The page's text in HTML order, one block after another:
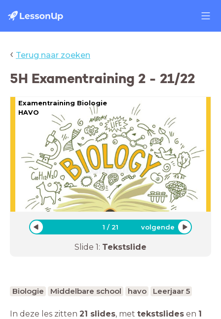
‹ Terug naar zoeken
5H Examentraining 2 - 21/22
Examentraining Biologie
HAVO
1 /21 volgende
Slide 1: Tekstslide
Biologie Middelbare school havo Leerjaar 5
In deze les zitten 21 slides, met tekstslides en 1